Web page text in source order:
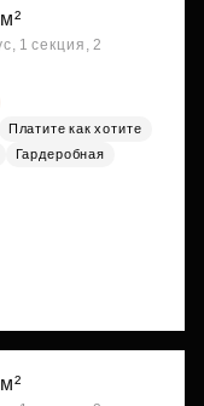
1 секция, 2
Платите как хотите
Гардеробная